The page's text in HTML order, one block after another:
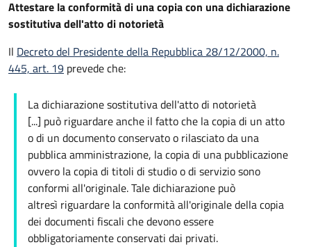
Attestare la conformità di una copia con una dichiarazione
sostitutiva dell'atto di notorietà
Il Decreto del Presidente della Repubblica 28/12/2000, n.
445, art. 19 prevede che:
La dichiarazione sostitutiva dell'atto di notorietà
[...] può riguardare anche il fatto che la copia di un atto
o di un documento conservato o rilasciato da una
pubblica amministrazione, la copia di una pubblicazione
ovvero la copia di titoli di studio o di servizio sono
conformi all'originale. Tale dichiarazione può
altresì riguardare la conformità all'originale della copia
dei documenti fiscali che devono essere
obbligatoriamente conservati dai privati.